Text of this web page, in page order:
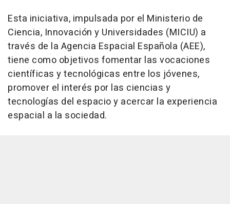
Esta iniciativa, impulsada por el Ministerio de
Ciencia, Innovación y Universidades (MICIU) a
través de la Agencia Espacial Española (AEE),
tiene como objetivos fomentar las vocaciones
científicas y tecnológicas entre los jóvenes,
promover el interés por las ciencias y
tecnologías del espacio y acercar la experiencia
espacial a la sociedad.